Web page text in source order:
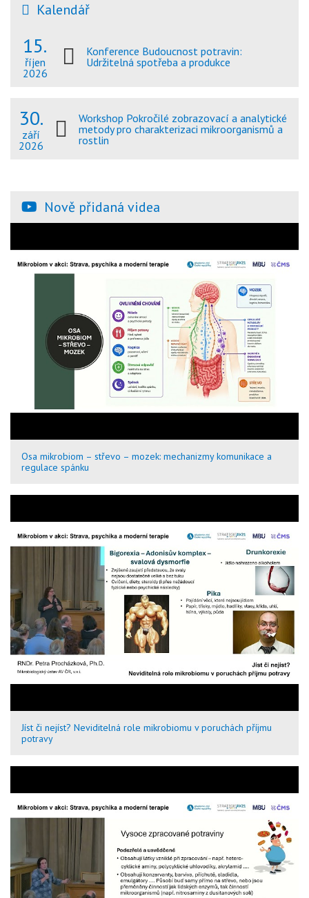
Kalendář
15.
říjen
2026
Konference Budoucnost potravin:
Udržitelná spotřeba a produkce
30.
září
2026
Workshop Pokročilé zobrazovací a analytické
metody pro charakterizaci mikroorganismů a
rostlin
Nově přidaná videa
Osa mikrobiom – střevo – mozek: mechanizmy komunikace a
regulace spánku
Jíst či nejíst? Neviditelná role mikrobiomu v poruchách příjmu
potravy